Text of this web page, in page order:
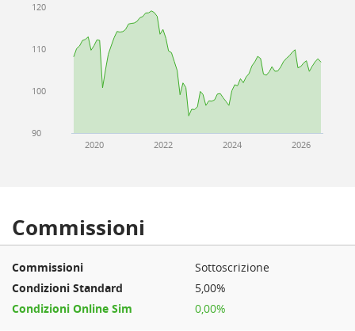
2020 2022 2024 2026
90
100
110
120
Commissioni
Sottoscrizione
5,00%
0,00%